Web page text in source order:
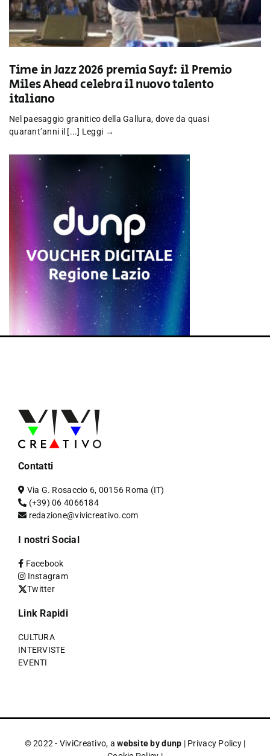
Time in Jazz 2026 premia Sayf: il Premio
Miles Ahead celebra il nuovo talento
italiano
Nel paesaggio granitico della Gallura, dove da quasi
quarant’anni il [...] Leggi →
Contatti
Via G. Rosaccio 6, 00156 Roma (IT)
(+39) 06 4066184
redazione@vivicreativo.com
I nostri Social
Facebook
Instagram
Twitter
Link Rapidi
CULTURA
INTERVISTE
EVENTI
© 2022 - ViviCreativo, awebsite by dunp | Privacy Policy|